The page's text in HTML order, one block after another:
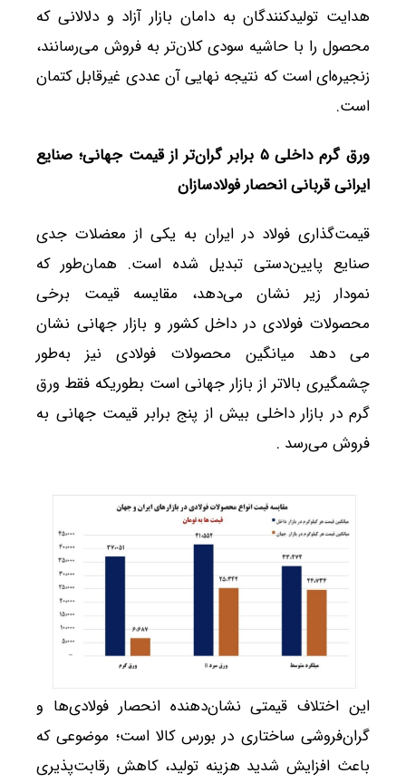
هدایت تولیدکنندگان به دامان بازار آزاد و دلالانی که
محصول را با حاشیه سودی کلان‌تر به فروش می‌رسانند،
زنجیره‌ای است که نتیجه نهایی آن عددی غیرقابل کتمان
است.
ورق گرم داخلی ۵ برابر گران‌تر از قیمت جهانی؛ صنایع
ایرانی قربانی انحصار فولادسازان
قیمت‌گذاری فولاد در ایران به یکی از معضلات جدی
صنایع پایین‌دستی تبدیل شده است. همان‌طور که
نمودار زیر نشان می‌دهد، مقایسه قیمت برخی
محصولات فولادی در داخل کشور و بازار جهانی نشان
می دهد میانگین محصولات فولادی نیز به‌طور
چشمگیری بالاتر از بازار جهانی است بطوریکه فقط ورق
گرم در بازار داخلی بیش از پنج برابر قیمت جهانی به
فروش می‌رسد .
این اختلاف قیمتی نشان‌دهنده انحصار فولادی‌ها و
گران‌فروشی ساختاری در بورس کالا است؛ موضوعی که
باعث افزایش شدید هزینه تولید، کاهش رقابت‌پذیری